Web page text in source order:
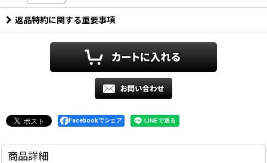
返品特約に関する重要事項
Facebookでシェア
商品詳細